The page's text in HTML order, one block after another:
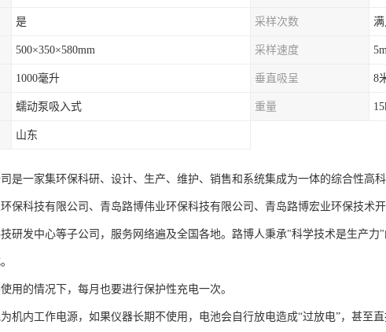
是 采样次数 满
500×350×580mm 采样速度
1000毫升 垂直吸呈 8
蠕动泵吸入式 重量
山东
是一家集环保科研、设计、生产、维护、销售和系统集成为一体的综合性高
保科技有限公司、青岛路博伟业环保科技有限公司、青岛路博宏业环保技术
研发中心等子公司，服务网络遍及全国各地。路博人秉承"科学技术是生产力
用的情况下，每月也要进行保护性充电一次。
机内工作电源，如果仪器长期不使用，电池会自行放电造成“过放电”，甚至